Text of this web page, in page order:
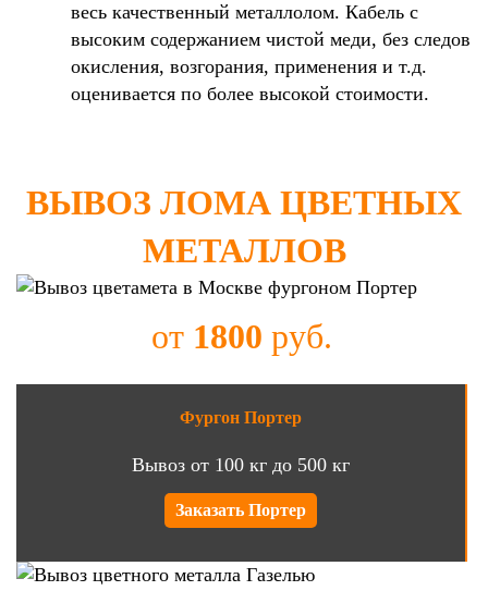
весь качественный металлолом. Кабель с
высоким содержанием чистой меди, без следов
окисления, возгорания, применения и т.д.
оценивается по более высокой стоимости.
ВЫВОЗ ЛОМА ЦВЕТНЫХ
МЕТАЛЛОВ
от 1800 руб.
Фургон Портер
Вывоз от 100 кг до 500 кг
Заказать Портер